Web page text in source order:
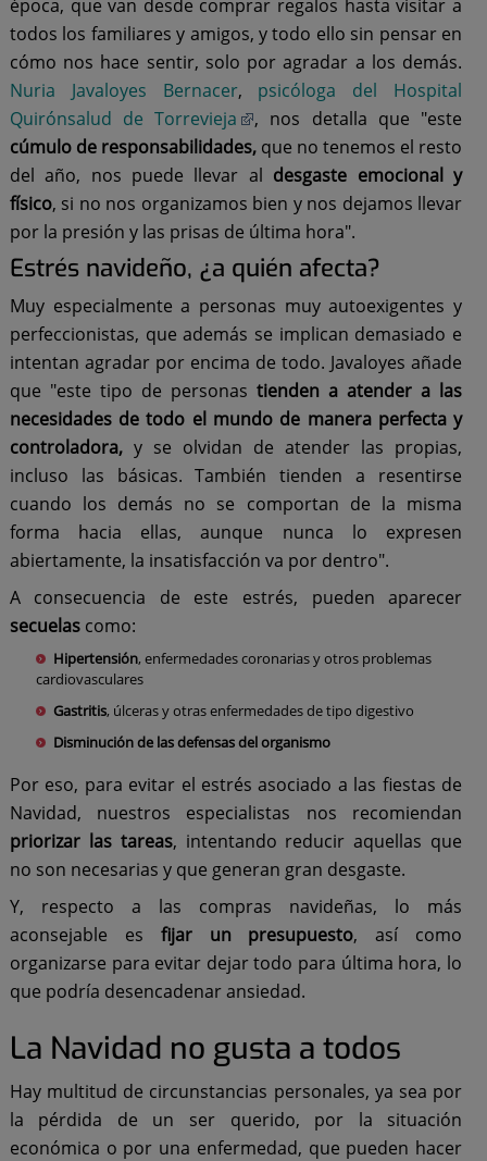
época, que van desde comprar regalos hasta visitar a
todos los familiares y amigos, y todo ello sin pensar en
cómo nos hace sentir, solo por agradar a los demás.
Nuria Javaloyes Bernacer, psicóloga del Hospital
Quirónsalud de Torrevieja
, nos detalla que "este
cúmulo de responsabilidades,que no tenemos el resto
del año, nos puede llevar al desgaste emocional y
físico, si no nos organizamos bien y nos dejamos llevar
por la presión y las prisas de última hora".
Estrés navideño, ¿a quién afecta?
Muy especialmente a personas muy autoexigentes y
perfeccionistas, que además se implican demasiado e
intentan agradar por encima de todo. Javaloyes añade
que "este tipo de personas tienden a atender a las
necesidades de todo el mundo de manera perfecta y
controladora, y se olvidan de atender las propias,
incluso las básicas. También tienden a resentirse
cuando los demás no se comportan de la misma
forma hacia ellas, aunque nunca lo expresen
abiertamente, la insatisfacción va por dentro".
A consecuencia de este estrés, pueden aparecer
secuelascomo:
Hipertensión, enfermedades coronarias y otros problemas
cardiovasculares
Gastritis, úlceras y otras enfermedades de tipo digestivo
Disminución de las defensas del organismo
Por eso, para evitar el estrés asociado a las fiestas de
Navidad, nuestros especialistas nos recomiendan
priorizar las tareas, intentando reducir aquellas que
no son necesarias y que generan gran desgaste.
Y, respecto a las compras navideñas, lo más
aconsejable es fijar un presupuesto, así como
organizarse para evitar dejar todo para última hora, lo
que podría desencadenar ansiedad.
La Navidad no gusta a todos
Hay multitud de circunstancias personales, ya sea por
la pérdida de un ser querido, por la situación
económica o por una enfermedad, que pueden hacer